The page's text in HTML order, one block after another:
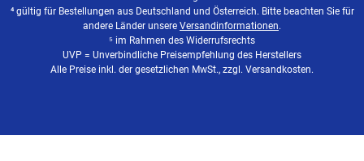
⁴ gültig für Bestellungen aus Deutschland und Österreich. Bitte beachten Sie für
andere Länder unsere Versandinformationen.
⁵ im Rahmen des Widerrufsrechts
UVP = Unverbindliche Preisempfehlung des Herstellers
Alle Preise inkl. der gesetzlichen MwSt., zzgl. Versandkosten.